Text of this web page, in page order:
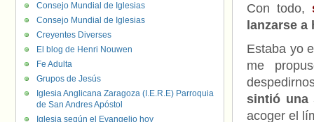
Con todo,
lanzarse
Estaba yo
me
sintió una
acoger el
Consejo Mundial de Iglesias
Consejo Mundial de Iglesias
Creyentes Diverses
El blog de Henri Nouwen
Fe Adulta
Grupos de Jesús
Iglesia Anglicana Zaragoza (I.E.R.E) Parroquia
de San Andres Apóstol
Iglesia según el Evangelio hoy